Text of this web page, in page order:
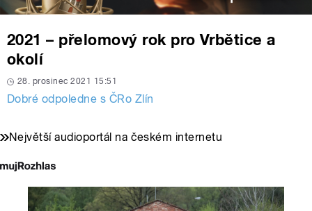
2021 – přelomový rok pro Vrbětice a
okolí
28. prosinec 2021 15:51
Dobré odpoledne s ČRo Zlín
Největší audioportál na českém internetu